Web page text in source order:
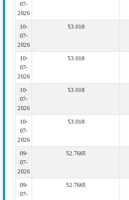
07-
2026
10-
07-
2026
53.018
10-
07-
2026
53.018
10-
07-
2026
53.018
10-
07-
2026
53.018
09-
07-
2026
52.7665
09-
07-
52.7665